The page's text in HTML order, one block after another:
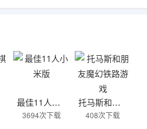
最佳11人小米版
3694次下载
托马斯和朋友魔幻铁路游戏
408次下载